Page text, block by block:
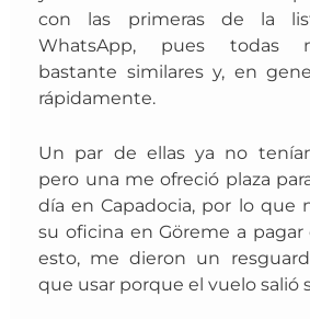
con las primeras de la
WhatsApp, pues todas
bastante similares y, en
rápidamente.
Un par de ellas ya no
pero una me ofreció plaza
día en Capadocia, por lo que
su oficina en Göreme a pagar
esto, medieron un
que usar porque el vuelo salió